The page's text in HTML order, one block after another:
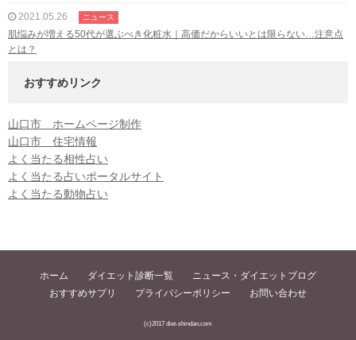
2021.05.26 ニュース
肌悩みが増える50代が選ぶべき化粧水｜高価だからいいとは限らない…注意点
とは？
おすすめリンク
山口市 ホームページ制作
山口市 住宅情報
よく当たる相性占い
よく当たる占いポータルサイト
よく当たる動物占い
ホーム ダイエット診断一覧
ニュース・ダイエットブログ
おすすめサプリ
プライバシーポリシー お問い合わせ
(c)2017 diet-shindan.com